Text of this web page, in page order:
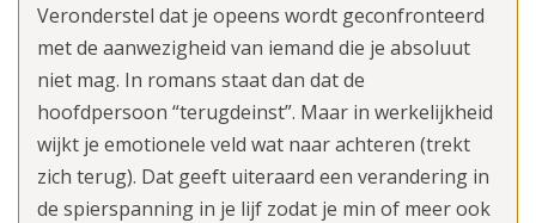
Veronderstel dat je opeens wordt geconfronteerd
met de aanwezigheid van iemand die je absoluut
niet mag. In romans staat dan dat de
hoofdpersoon “terugdeinst”. Maar in werkelijkheid
wijkt je emotionele veld wat naar achteren (trekt
zich terug). Dat geeft uiteraard een verandering in
de spierspanning in je lijf zodat je min of meer ook